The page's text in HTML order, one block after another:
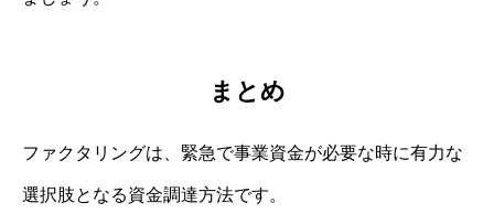
まとめ
ファクタリングは、緊急で事業資金が必要な時に有力な
選択肢となる資金調達方法です。